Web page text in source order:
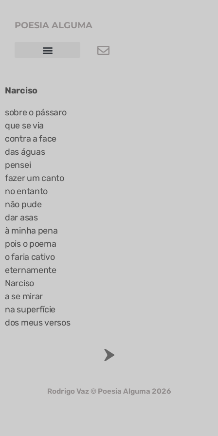
POESIA ALGUMA
Narciso
sobre o pássaro
que se via
contra a face
das águas
pensei
fazer um canto
no entanto
não pude
dar asas
à minha pena
pois o poema
o faria cativo
eternamente
Narciso
a se mirar
na superfície
dos meus versos
Rodrigo Vaz © Poesia Alguma 2026